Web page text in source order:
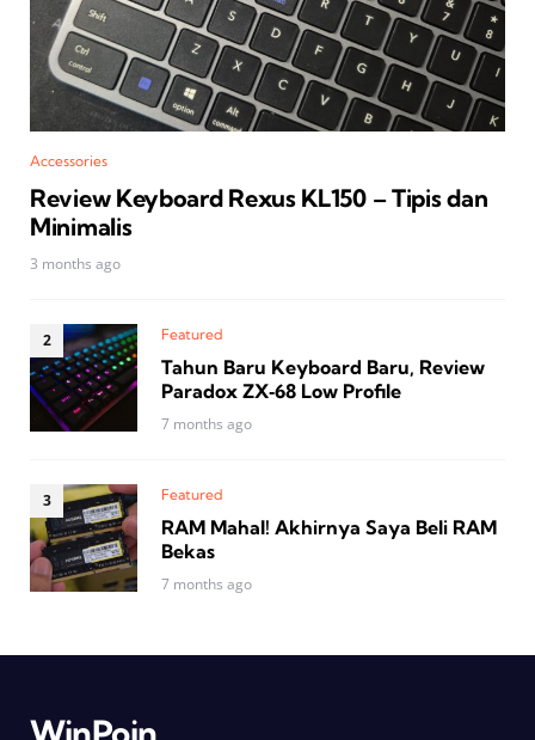
Accessories
Review Keyboard Rexus KL150 – Tipis dan
Minimalis
3 months ago
Featured
Tahun Baru Keyboard Baru, Review
Paradox ZX‑68 Low Profile
7 months ago
Featured
RAM Mahal! Akhirnya Saya Beli RAM
Bekas
7 months ago